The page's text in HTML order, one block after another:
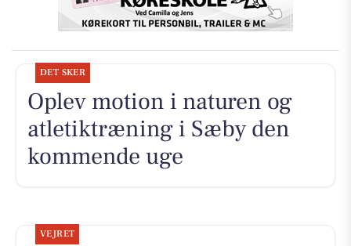
DET SKER
Oplev motion i naturen og
atletiktræning i Sæby den
kommende uge
VEJRET